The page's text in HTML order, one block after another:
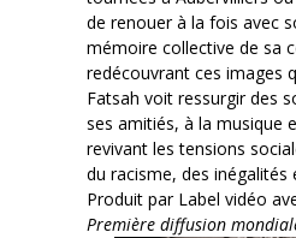
de renouer à la fois avec
mémoire collective de sa
redécouvrant ces images
Fatsah voit ressurgir des
ses amitiés, à la musique
revivant les tensions
du racisme, des inégalités
Produit par Label vidéo
Première diffusion